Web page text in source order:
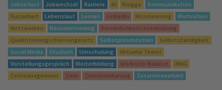
Jobverlust
Jobwechsel Karriere KI Knigge
Kommunikation
Kurzarbeit
Lebenslauf Lernen LinkedIn Microlearning
Motivation
Netzwerken
Neuorientierung
Persönlichkeitsentwicklung
Qualifizierungschancengesetz
Selbstpräsentation
Selbstständigkeit
Social Media
Studium Umschulung
Virtuelle Teams
Vorstellungsgespräch
Weiterbildung Work-Life-Balance
XING
Zeitmanagement
Ziele Zielvereinbarung Zusammenarbeit